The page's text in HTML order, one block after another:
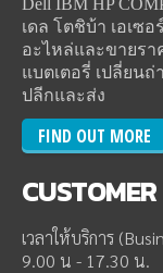
Dell IBM HP
เดล โตชิบ้า เอเซ
อะไหล่และขายรา
แบตเตอรี่ เปลี่ยน
ปลีกและส่ง
FIND OUT MORE
CUSTOMER
เวลาให้บริการ
9.00 น - 17.30 น.